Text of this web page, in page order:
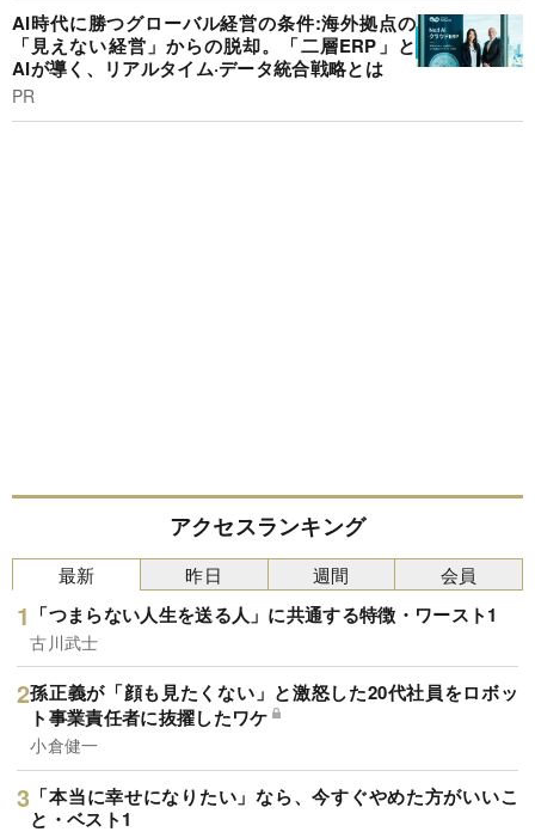
AI時代に勝つグローバル経営の条件:海外拠点の
「見えない経営」からの脱却。「二層ERP」と
AIが導く、リアルタイム·データ統合戦略とは
PR
アクセスランキング
最新
「つまらない人生を送る人」に共通する特徴・ワースト1
古川武士
孫正義が「顔も見たくない」と激怒した20代社員をロボッ
ト事業責任者に抜擢したワケ
小倉健一
「本当に幸せになりたい」なら、今すぐやめた方がいいこ
と・ベスト1
昨日 週間 会員